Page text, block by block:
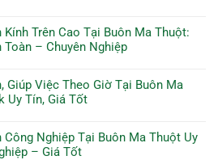
Kính Trên Cao Tại Buôn Ma Thuột:
Toàn – Chuyên Nghiệp
Giúp Việc Theo Giờ Tại Buôn Ma
Uy Tín, Giá Tốt
Công Nghiệp Tại Buôn Ma Thuột Uy
– Giá Tốt